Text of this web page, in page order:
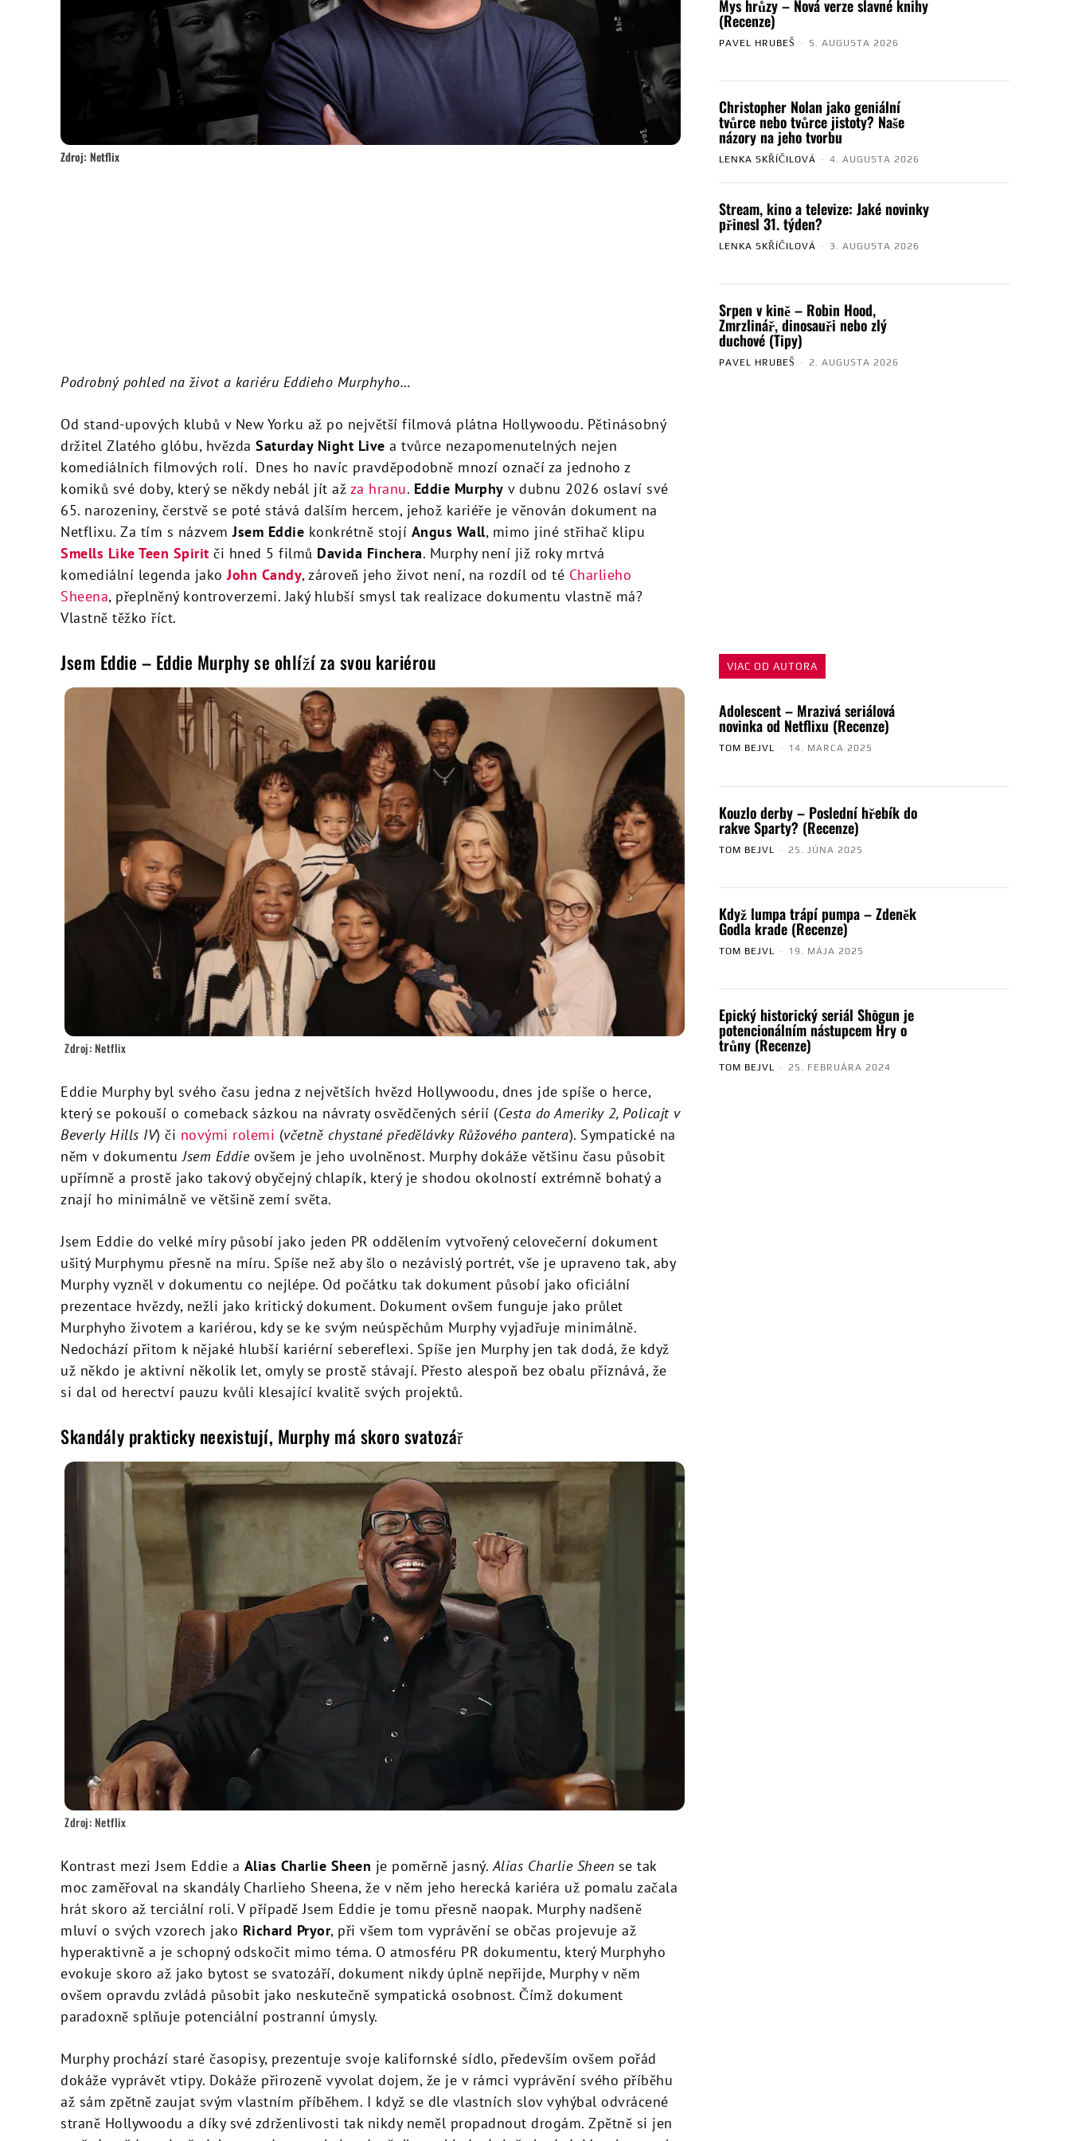
Zdroj: Netflix
Mys hrůzy – Nová verze slavné knihy
(Recenze)
PAVEL HRUBEŠ - 5. AUGUSTA 2026
Christopher Nolan jako geniální
tvůrce nebo tvůrce jistoty? Naše
názory na jeho tvorbu
LENKA SKŘÍČILOVÁ - 4. AUGUSTA 2026
Stream, kino a televize: Jaké novinky
přinesl 31. týden?
LENKA SKŘÍČILOVÁ - 3. AUGUSTA 2026
Srpen v kině – Robin Hood,
Zmrzlinář, dinosauři nebo zlý
duchové (Tipy)
PAVEL HRUBEŠ - 2. AUGUSTA 2026
Podrobný pohled na život a kariéru Eddieho Murphyho…
Od stand-upových klubů v New Yorku až po největší filmová plátna Hollywoodu. Pětinásobný
držitel Zlatého glóbu, hvězda Saturday Night Live a tvůrce nezapomenutelných nejen
komediálních filmových rolí. Dnes ho navíc pravděpodobně mnozí označí za jednoho z
komiků své doby, který se někdy nebál jít až za hranu. Eddie Murphy v dubnu 2026 oslaví své
65. narozeniny, čerstvě se poté stává dalším hercem, jehož kariéře je věnován dokument na
Netflixu. Za tím s názvemJsem Eddie konkrétně stojí Angus Wall, mimo jiné střihač klipu
Smells Like Teen Spirit či hned 5 filmů Davida Finchera. Murphy není již roky mrtvá
komediální legenda jakoJohn Candy, zároveň jeho život není, na rozdíl od té Charlieho
Sheena, přeplněný kontroverzemi. Jaký hlubší smysl tak realizace dokumentu vlastně má?
Vlastně těžko říct.
Jsem Eddie – Eddie Murphy se ohlíží za svou kariérou
Zdroj: Netflix
Eddie Murphy byl svého času jedna z největších hvězd Hollywoodu, dnes jde spíše o herce,
který se pokouší o comeback sázkou na návraty osvědčených sérií (Cesta do Ameriky 2, Policajt v
Beverly Hills IV) či novými rolemi (včetně chystané předělávky Růžového pantera). Sympatické na
něm v dokumentuJsem Eddieovšem je jeho uvolněnost. Murphy dokáže většinu času působit
upřímně a prostě jako takový obyčejný chlapík, který je shodou okolností extrémně bohatý a
znají ho minimálně ve většině zemí světa.
Jsem Eddie do velké míry působí jako jeden PR oddělením vytvořený celovečerní dokument
ušitý Murphymu přesně na míru. Spíše než aby šlo o nezávislý portrét, vše je upraveno tak, aby
Murphy vyzněl v dokumentu co nejlépe. Od počátku tak dokument působí jako oficiální
prezentace hvězdy, nežli jako kritický dokument. Dokument ovšem funguje jako průlet
Murphyho životem a kariérou, kdy se ke svým neúspěchům Murphy vyjadřuje minimálně.
Nedochází přitom k nějaké hlubší kariérní sebereflexi. Spíše jen Murphy jen tak dodá, že když
už někdo je aktivní několik let, omyly se prostě stávají. Přesto alespoň bez obalu přiznává, že
si dal od herectví pauzu kvůli klesající kvalitě svých projektů.
Skandály prakticky neexistují, Murphy má skoro svatozář
Zdroj: Netflix
Kontrast mezi Jsem Eddie a Alias Charlie Sheen je poměrně jasný.Alias Charlie Sheen se tak
moc zaměřoval na skandály Charlieho Sheena, že v něm jeho herecká kariéra už pomalu začala
hrát skoro až terciální roli. V případě Jsem Eddie je tomu přesně naopak. Murphy nadšeně
mluví o svých vzorech jako Richard Pryor, při všem tom vyprávění se občas projevuje až
hyperaktivně a je schopný odskočit mimo téma. O atmosféru PR dokumentu, který Murphyho
evokuje skoro až jako bytost se svatozáří, dokument nikdy úplně nepřijde, Murphy v něm
ovšem opravdu zvládá působit jako neskutečně sympatická osobnost. Čímž dokument
paradoxně splňuje potenciální postranní úmysly.
Murphy prochází staré časopisy, prezentuje svoje kalifornské sídlo, především ovšem pořád
dokáže vyprávět vtipy. Dokáže přirozeně vyvolat dojem, že je v rámci vyprávění svého příběhu
až sám zpětně zaujat svým vlastním příběhem. I když se dle vlastních slov vyhýbal odvrácené
straně Hollywoodu a díky své zdrženlivosti tak nikdy neměl propadnout drogám. Zpětně si jen
VIAC OD AUTORA
Adolescent – Mrazivá seriálová
novinka od Netflixu (Recenze)
TOM BEJVL - 14. MARCA 2025
Kouzlo derby – Poslední hřebík do
rakve Sparty? (Recenze)
TOM BEJVL - 25. JÚNA 2025
Když lumpa trápí pumpa – Zdeněk
Godla krade (Recenze)
TOM BEJVL - 19. MÁJA 2025
Epický historický seriál Shōgun je
potencionálním nástupcem Hry o
trůny (Recenze)
TOM BEJVL - 25. FEBRUÁRA 2024